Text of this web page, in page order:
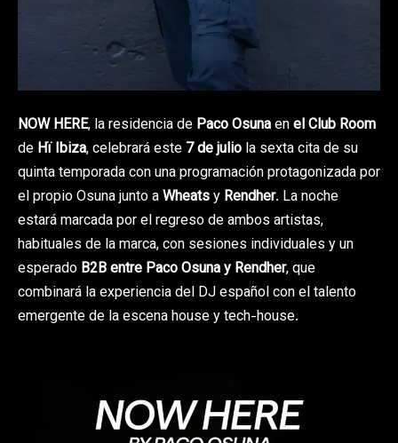
NOW HERE, la residencia de Paco Osunaenel Club Room
de Hï Ibiza, celebrará este 7 de julio la sexta cita de su
quinta temporada con una programación protagonizada por
el propio Osuna junto aWheatsy Rendher. La noche
estará marcada por el regreso de ambos artistas,
habituales de la marca, con sesiones individuales y un
esperado B2B entre Paco Osuna y Rendher, que
combinará la experiencia del DJ español con el talento
emergente de la escena house y tech-house.